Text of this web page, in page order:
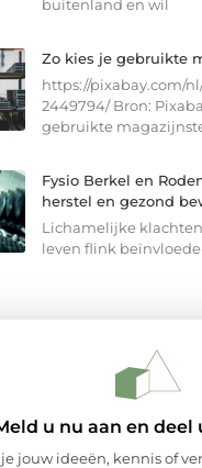
buitenland en wil
Zo kies je gebruikte
https://pixabay.com/
2449794/ Bron:
gebruikte
Fysio Berkel en
herstel en gezond
Lichamelijke
leven flink
u nu aan en deel
jouw ideeën, kennis of